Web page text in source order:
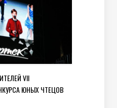
VII
ЮНЫХ ЧТЕЦОВ